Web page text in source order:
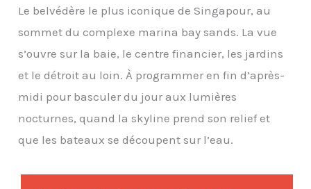
Le belvédère le plus iconique de Singapour, au
sommet du complexe marina bay sands. La vue
s’ouvre sur la baie, le centre financier, les jardins
et le détroit au loin. À programmer en fin d’après-
midi pour basculer du jour aux lumières
nocturnes, quand la skyline prend son relief et
que les bateaux se découpent sur l’eau.